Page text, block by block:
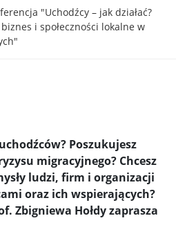
"Uchodźcy – jak działać?
i społeczności lokalne w
Poszukujesz
migracyjnego? Chcesz
ludzi, firm i organizacji
oraz ich wspierających?
Zbigniewa Hołdy zaprasza